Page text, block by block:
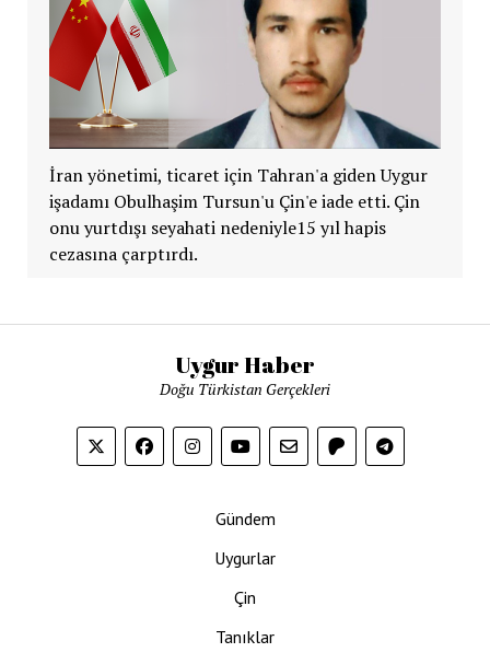
İran yönetimi, ticaret için Tahran'a giden Uygur
işadamı Obulhaşim Tursun'u Çin'e iade etti. Çin
onu yurtdışı seyahati nedeniyle15 yıl hapis
cezasına çarptırdı.
Uygur Haber
Doğu Türkistan Gerçekleri
Gündem
Uygurlar
Çin
Tanıklar